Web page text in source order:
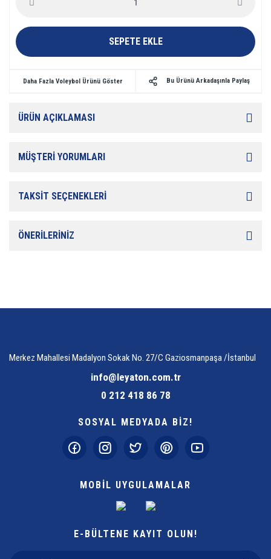
SEPETE EKLE
Daha Fazla Voleybol Ürünü Göster Bu Ürünü Arkadaşınla Paylaş
ÜRÜN AÇIKLAMASI
MÜŞTERİ YORUMLARI
TAKSİT SEÇENEKLERİ
ÖNERİLERİNİZ
Merkez Mahallesi Madalyon Sokak No. 27/C Gaziosmanpaşa /İstanbul
info@leyaton.com.tr
0 212 418 86 78
SOSYAL MEDYADA BİZ!
MOBİL UYGULAMALAR
E-BÜLTENE KAYIT OLUN!